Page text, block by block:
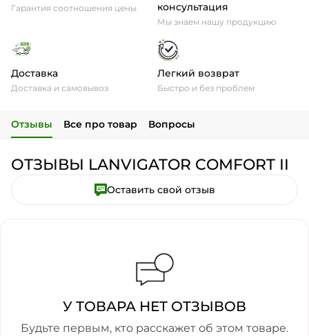
Гарантия соотношения цены
консультация
Мы знаем нашу продукцию
Доставка
Доставка и самовывоз
Легкий возврат
Быстро и без проблем
Отзывы Все про товар Вопросы
ОТЗЫВЫ LANVIGATOR COMFORT II
Оставить свой отзыв
У ТОВАРА НЕТ ОТЗЫВОВ
Будьте первым, кто расскажет об этом товаре.